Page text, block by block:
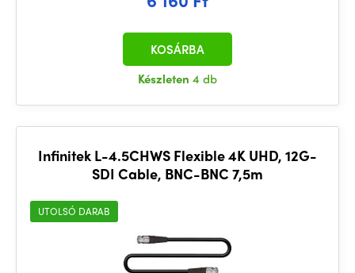
Készleten 4 db
KOSÁRBA
Infinitek L-4.5CHWS Flexible 4K UHD, 12G-
SDI Cable, BNC-BNC 7,5m
UTOLSÓ DARAB